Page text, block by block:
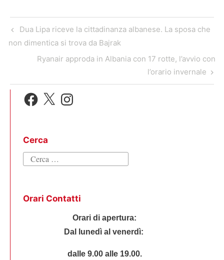
r
Navigazione
articoli
Previous
Post
Dua Lipa riceve la cittadinanza albanese. La sposa che
non dimentica si trova da Bajrak
Next
Ryanair approda in Albania con 17 rotte, l’avvio con
l’orario invernale
Facebook
X Instagram
Cerca
Ricerca
Orari Contatti
Orari di apertura:
Dal lunedì al venerdì:
dalle 9.00 alle 19.00.